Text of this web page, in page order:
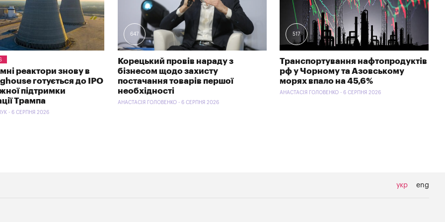
реактори знову в
готується до IPO
підтримки
Трампа
- 6 СЕРПНЯ 2026
647
Корецький провів нараду з
бізнесом щодо захисту
постачання товарів першої
необхідності
АНАСТАСІЯ ГОЛОВЕНКО - 6 СЕРПНЯ 2026
517
Транспортування нафтопродуктів
рф у Чорному та Азовському
морях впало на 45,6%
АНАСТАСІЯ ГОЛОВЕНКО - 6 СЕРПНЯ 2026
укр eng